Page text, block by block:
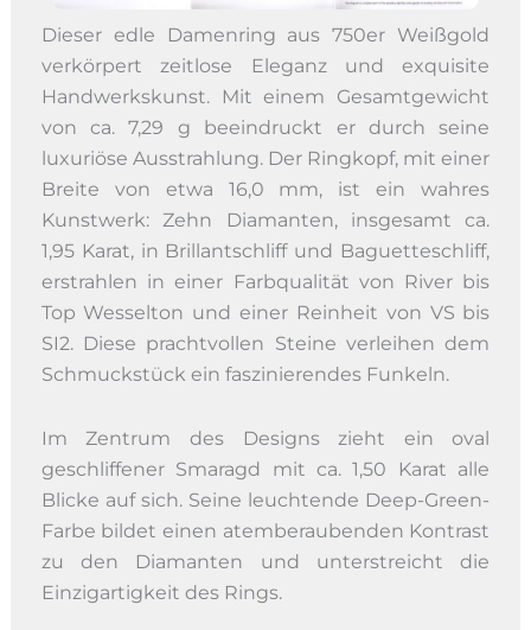
Dieser edle Damenring aus 750er Weißgold
verkörpert zeitlose Eleganz und exquisite
Handwerkskunst. Mit einem Gesamtgewicht
von ca. 7,29 g beeindruckt er durch seine
luxuriöse Ausstrahlung. Der Ringkopf, mit einer
Breite von etwa 16,0 mm, ist ein wahres
Kunstwerk: Zehn Diamanten, insgesamt ca.
1,95 Karat, in Brillantschliff und Baguetteschliff,
erstrahlen in einer Farbqualität von River bis
Top Wesselton und einer Reinheit von VS bis
SI2. Diese prachtvollen Steine verleihen dem
Schmuckstück ein faszinierendes Funkeln.
Im Zentrum des Designs zieht ein oval
geschliffener Smaragd mit ca. 1,50 Karat alle
Blicke auf sich. Seine leuchtende Deep-Green-
Farbe bildet einen atemberaubenden Kontrast
zu den Diamanten und unterstreicht die
Einzigartigkeit des Rings.